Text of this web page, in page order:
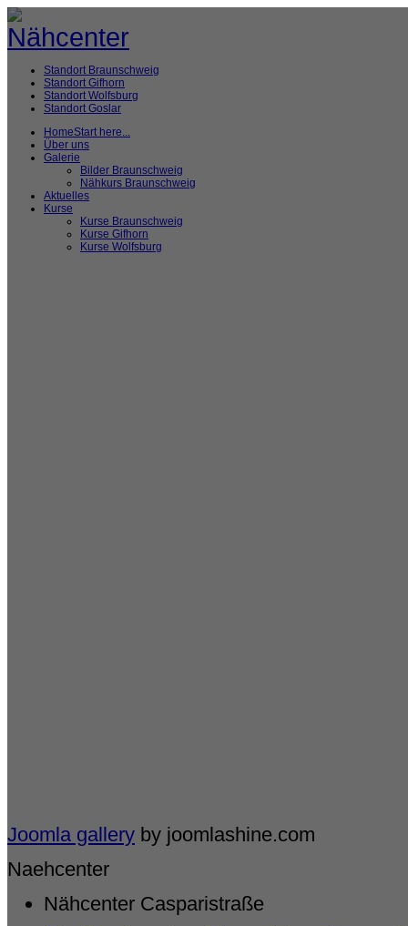
Standort Braunschweig
Standort Gifhorn
Standort Wolfsburg
Standort Goslar
HomeStart here...
Über uns
Galerie
Bilder Braunschweig
Nähkurs Braunschweig
Aktuelles
Kurse
Kurse Braunschweig
Kurse Gifhorn
Kurse Wolfsburg
Joomla gallery by joomlashine.com
Naehcenter
Nähcenter Casparistraße